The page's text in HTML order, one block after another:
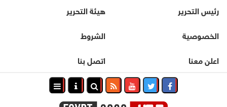
رئيس التحرير
هيئة التحرير
الخصوصية
الشروط
اعلن معنا
اتصل بنا